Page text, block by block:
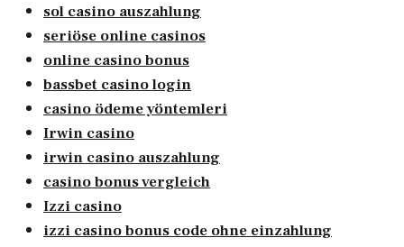
sol casino auszahlung
seriöse online casinos
online casino bonus
bassbet casino login
casino ödeme yöntemleri
Irwin casino
irwin casino auszahlung
casino bonus vergleich
Izzi casino
izzi casino bonus code ohne einzahlung